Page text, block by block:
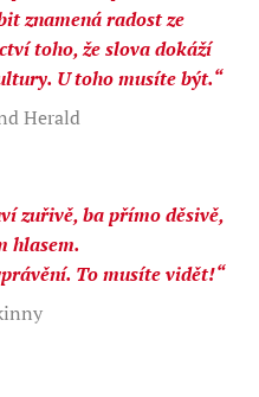
znamená radost ze
toho, že slova dokáží
U toho musíte být.“
Herald
zuřivě, ba přímo děsivě,
hlasem.
To musíte vidět!“